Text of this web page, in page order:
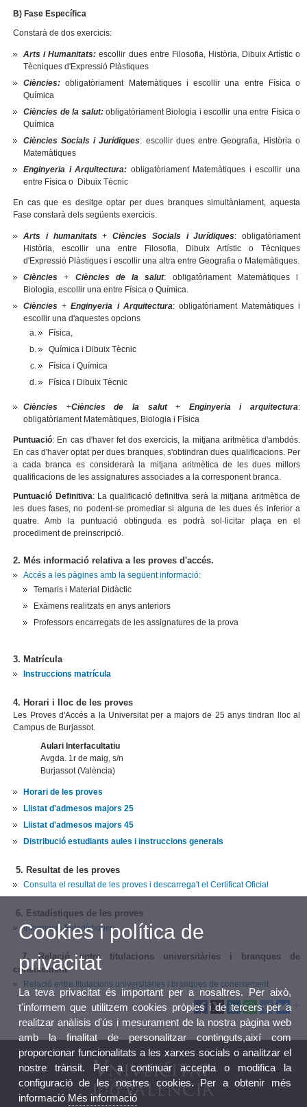
B) Fase Específica
Constarà de dos exercicis:
Arts i Humanitats: escollir dues entre Filosofia, Història, Dibuix Artístic o
Tècniques d'Expressió Plàstiques
Ciències: obligatòriament Matemàtiques i escollir una entre Física o
Química
Ciències de la salut:obligatòriament Biologia i escollir una entre Física o
Química
Ciències Socials i Jurídiques: escollir dues entre Geografia, Història o
Matemàtiques
Enginyeria i Arquitectura: obligatòriament Matemàtiques i escollir una
entre Física o Dibuix Tècnic
En cas que es desitge optar per dues branques simultàniament, aquesta
Fase constarà dels següents exercicis.
Arts i humanitats +Ciències Socials i Jurídiques: obligatòriament
Història, escollir una entre Filosofia, Dibuix Artístic o Tècniques
d'Expressió Plàstiques i escollir una altra entre Geografia o Matemàtiques.
Ciències + Ciències de la salut: obligatòriament Matemàtiques i
Biologia, escollir una entre Física o Química.
Ciències +Enginyeria i Arquitectura: obligatòriament Matemàtiques i
escollir una d'aquestes opcions
Física,
Química i Dibuix Tècnic
Física i Química
Física i Dibuix Tècnic
Ciències +Ciències de la salut+ Enginyeria i arquitectura:
obligatòriament Matemàtiques, Biologia i Física
Puntuació: En cas d'haver fet dos exercicis, la mitjana aritmètica d'ambdós.
En cas d'haver optat per dues branques, s'obtindran dues qualificacions. Per
a cada branca es considerarà la mitjana aritmètica de les dues millors
qualificacions de les assignatures associades a la corresponent branca.
Puntuació Definitiva: La qualificació definitiva serà la mitjana aritmètica de
les dues fases, no podent-se promediar si alguna de les dues és inferior a
quatre. Amb la puntuació obtinguda es podrà sol·licitar plaça en el
procediment de preinscripció.
2. Més informació relativa a les proves d'accés.
Accés a les pàgines amb la següent informació:
Temaris i Material Didàctic
Exàmens realitzats en anys anteriors
Professors encarregats de les assignatures de la prova
3. Matrícula
Instruccions matrícula
4. Horari i lloc de les proves
Les Proves d'Accés a la Universitat per a majors de 25 anys tindran lloc al
Campus de Burjassot.
Aulari Interfacultatiu
Avgda. 1r de maig, s/n
Burjassot (València)
Horari de les proves
Llistat d'admesos majors 25
Llistat d'admesos majors 45
Distribució estudiants aules i instruccions generals
5. Resultat de les proves
Consulta el resultat de les proves i descarrega't el Certificat Oficial
6. Estadístiques de les proves
Informació Estadístiques
7. Relació entre titulacions universitàries i branques de
coneixement
Relació entre titulacions universitàries i branques de coneixement
Cookies i política de
privacitat
La teva privacitat és important per a nosaltres. Per això,
t'informem que utilitzem cookies pròpies i de tercers per a
realitzar anàlisis d'ús i mesurament de la nostra pàgina web
amb la finalitat de personalitzar continguts,així com
proporcionar funcionalitats a les xarxes socials o analitzar el
nostre trànsit. Per a continuar accepta o modifica la
configuració de les nostres cookies. Per a obtenir més
informació Més informació